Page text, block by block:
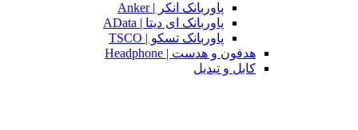
پاوربانک انکر | Anker
پاوربانک ای دیتا | AData
پاوربانک تسکو | TSCO
هدفون و هدست | Headphone
کابل و تبدیل